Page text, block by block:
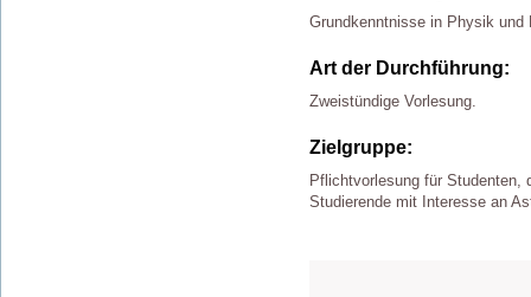
Grundkenntnisse in Physik und
Art der Durchführung:
Zweistündige Vorlesung.
Zielgruppe:
Pflichtvorlesung für Studenten,
Studierende mit Interesse an